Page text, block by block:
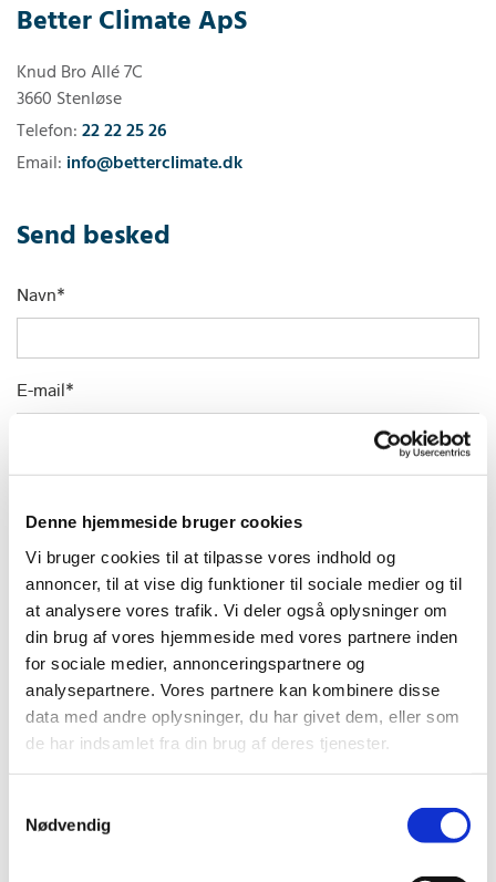
Denne hjemmeside bruger cookies
Vi bruger cookies til at tilpasse vores indhold og
annoncer, til at vise dig funktioner til sociale medier og til
at analysere vores trafik. Vi deler også oplysninger om
din brug af vores hjemmeside med vores partnere inden
for sociale medier, annonceringspartnere og
analysepartnere. Vores partnere kan kombinere disse
data med andre oplysninger, du har givet dem, eller som
de har indsamlet fra din brug af deres tjenester.
Nødvendig
Better Climate ApS
Knud Bro Allé 7C
3660 Stenløse
Telefon:22 22 25 26
Email: info@betterclimate.dk
Send besked
Navn*
E-mail*
Postnummer*
Besked*